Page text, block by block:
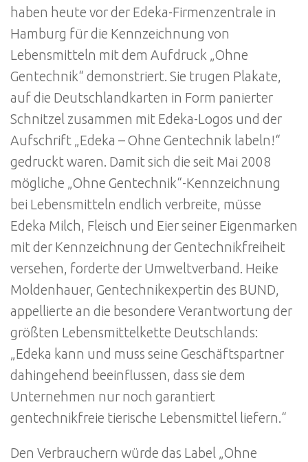
haben heute vor der Edeka-Firmenzentrale in
Hamburg für die Kennzeichnung von
Lebensmitteln mit dem Aufdruck „Ohne
Gentechnik“ demonstriert. Sie trugen Plakate,
auf die Deutschlandkarten in Form panierter
Schnitzel zusammen mit Edeka-Logos und der
Aufschrift „Edeka – Ohne Gentechnik labeln!“
gedruckt waren. Damit sich die seit Mai 2008
mögliche „Ohne Gentechnik“-Kennzeichnung
bei Lebensmitteln endlich verbreite, müsse
Edeka Milch, Fleisch und Eier seiner Eigenmarken
mit der Kennzeichnung der Gentechnikfreiheit
versehen, forderte der Umweltverband. Heike
Moldenhauer, Gentechnikexpertin des BUND,
appellierte an die besondere Verantwortung der
größten Lebensmittelkette Deutschlands:
„Edeka kann und muss seine Geschäftspartner
dahingehend beeinflussen, dass sie dem
Unternehmen nur noch garantiert
gentechnikfreie tierische Lebensmittel liefern.“
Den Verbrauchern würde das Label „Ohne